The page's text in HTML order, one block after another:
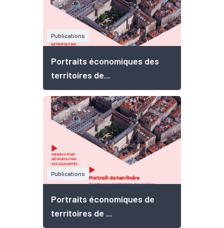
Publications
Portraits économiques des
territoires de...
Publications
Portraits économiques de
territoires de ...